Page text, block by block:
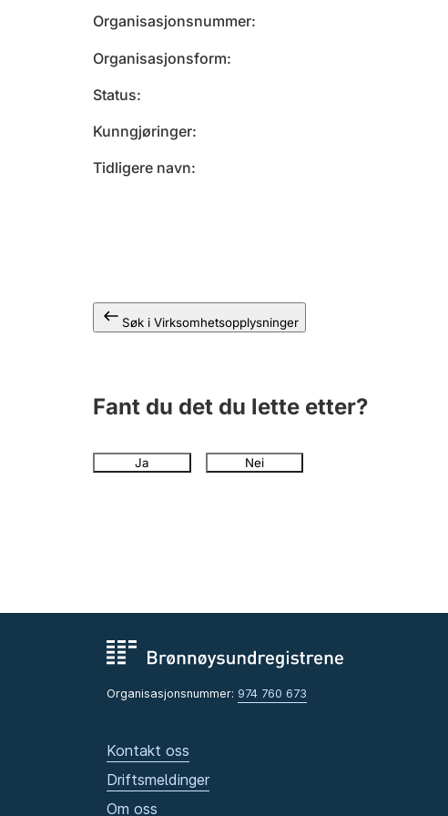
Organisasjonsnummer
Organisasjonsform
Status
Kunngjøringer
Tidligere navn
Søk i Virksomhetsopplysninger
Fant du det du lette etter?
Ja Nei
Organisasjonsnummer: 974 760 673
Kontakt oss
Driftsmeldinger
Om oss